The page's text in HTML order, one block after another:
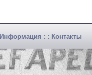
Информация : : Контакты